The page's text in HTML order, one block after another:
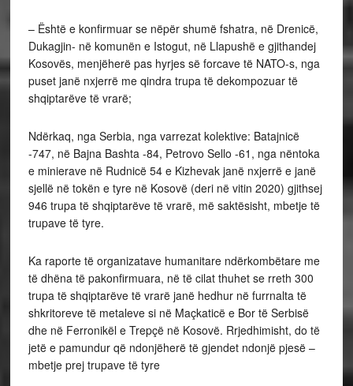
– Është e konfirmuar se nëpër shumë fshatra, në Drenicë,
Dukagjin- në komunën e Istogut, në Llapushë e gjithandej
Kosovës, menjëherë pas hyrjes së forcave të NATO-s, nga
puset janë nxjerrë me qindra trupa të dekompozuar të
shqiptarëve të vrarë;
Ndërkaq, nga Serbia, nga varrezat kolektive: Batajnicë
-747, në Bajna Bashta -84, Petrovo Sello -61, nga nëntoka
e minierave në Rudnicë 54 e Kizhevak janë nxjerrë e janë
sjellë në tokën e tyre në Kosovë (deri në vitin 2020) gjithsej
946 trupa të shqiptarëve të vrarë, më saktësisht, mbetje të
trupave të tyre.
Ka raporte të organizatave humanitare ndërkombëtare me
të dhëna të pakonfirmuara, në të cilat thuhet se rreth 300
trupa të shqiptarëve të vrarë janë hedhur në furrnalta të
shkritoreve të metaleve si në Maçkaticë e Bor të Serbisë
dhe në Ferronikël e Trepçë në Kosovë. Rrjedhimisht, do të
jetë e pamundur që ndonjëherë të gjendet ndonjë pjesë –
mbetje prej trupave të tyre